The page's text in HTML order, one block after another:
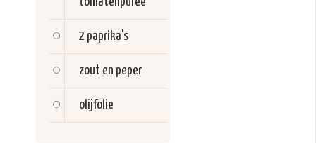
2 paprika's
zout en peper
olijfolie